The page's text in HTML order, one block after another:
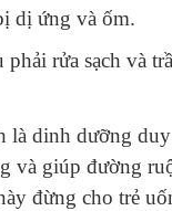
dị ứng và ốm.
rửa sạch và
dinh dưỡng
và giúp đường
đừng cho trẻ